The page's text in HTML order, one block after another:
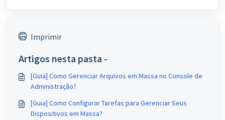
Imprimir
Artigos nesta pasta -
[Guia] Como Gerenciar Arquivos em Massa no Console de
Administração?
[Guia] Como Configurar Tarefas para Gerenciar Seus
Dispositivos em Massa?